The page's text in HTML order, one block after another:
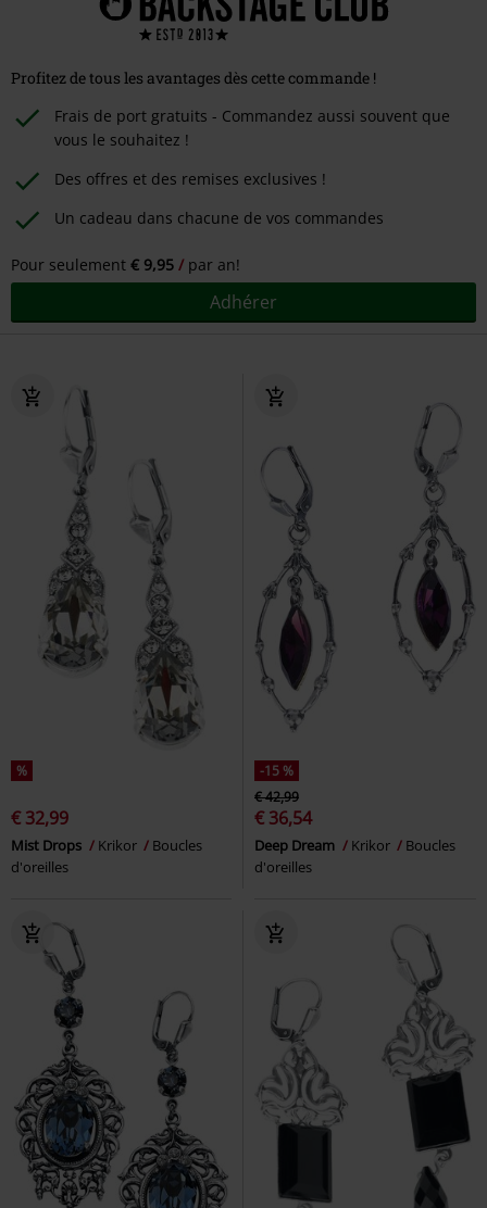
Profitez de tous les avantages dès cette commande !
Frais de port gratuits - Commandez aussi souvent que
vous le souhaitez !
Des offres et des remises exclusives !
Un cadeau dans chacune de vos commandes
Pour seulement € 9,95 par an!
Adhérer
%
€ 32,99
Mist Drops Krikor
Boucles
d'oreilles
-15 %
€ 42,99
€ 36,54
Deep Dream Krikor
Boucles
d'oreilles